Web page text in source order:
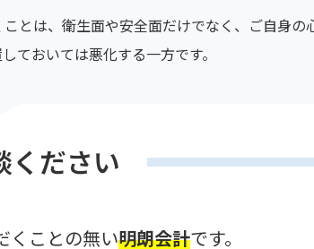
とは、衛生面や安全面だけでなく、ご自身の
ておいては悪化する一方です。
ください
くことの無い明朗会計です。